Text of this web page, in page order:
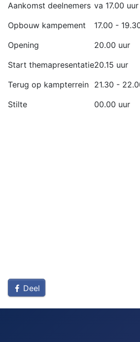
Aankomst deelnemers va 17.00 uur
Opbouw kampement
17.00 -
Opening
20.00 uur
Start themapresentatie20.15 uur
Terug op kampterrein 21.30 -
Stilte
00.00 uur
Deel